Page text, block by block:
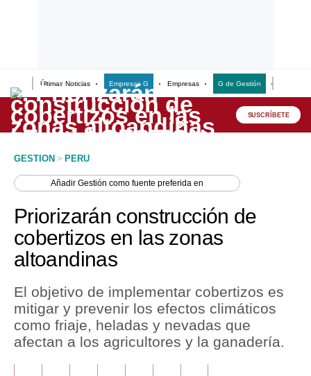
Últimas Noticias Empresas G Empresas G de Gestión
Lo último
Peru Quiosco
Economía
Mercados
Política
Tu Dinero
Finanzas Personales
SUSCRÍBETE
GESTION > PERU
AñadirGestión como fuente preferida en
Priorizarán construcción de
cobertizos en las zonas
altoandinas
El objetivo de implementar cobertizos es
mitigar y prevenir los efectos climáticos
como friaje, heladas y nevadas que
afectan a los agricultores y la ganadería.